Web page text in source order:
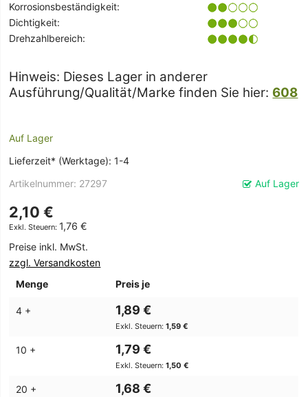
Korrosionsbeständigkeit:
Dichtigkeit:
Drehzahlbereich:
Hinweis: Dieses Lager in anderer
Ausführung/Qualität/Marke finden Sie hier: 608
Auf Lager
Lieferzeit* (Werktage): 1-4
Auf Lager
Artikelnummer 27297
2,10 €
1,76 €
Preise inkl. MwSt.
zzgl. Versandkosten
Menge
Preis je
4 + 1,89 €
1,59 €
10 + 1,79 €
1,50 €
20 + 1,68 €